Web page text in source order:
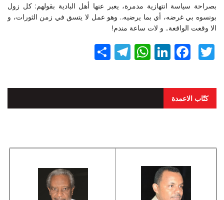
بصراحة سياسة انتهازية مدمرة، يعبر عنها أهل البادية بقولهم: كل زول
بونسوه بي غرضه، أي بما يرضيه.. وهو عمل لا يتسق في زمن الثورات، و
الا وقعت الواقعة.. و لات ساعة مندم!
Twitter
Facebook
LinkedIn
WhatsApp
Telegram
كتّاب الاعمدة